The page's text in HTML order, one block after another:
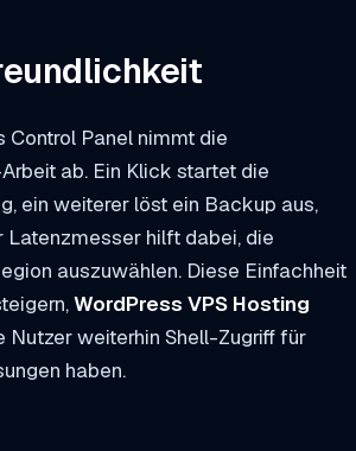
Control Panel nimmt die
ab. Ein Klick startet die
ein weiterer löst ein Backup aus,
Latenzmesser hilft dabei, die
auszuwählen. Diese Einfachheit
WordPress VPS Hosting
Nutzer weiterhin Shell-Zugriff für
haben.